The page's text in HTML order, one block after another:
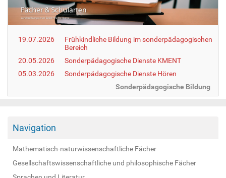
e
r
e
19.07.2026
Frühkindliche Bildung im sonderpädagogischen
Bereich
20.05.2026
Sonderpädagogische Dienste KMENT
05.03.2026
Sonderpädagogische Dienste Hören
Sonderpädagogische Bildung
Navigation
Mathematisch-naturwissenschaftliche Fächer
Gesellschaftswissenschaftliche und philosophische Fächer